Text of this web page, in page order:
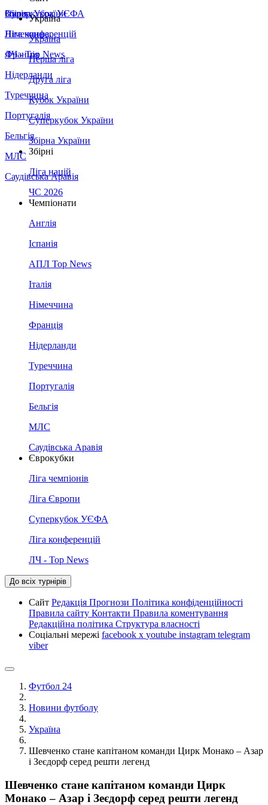
Збірна України
Італія
Німеччина
Франція
Нідерланди
Туреччина
Португалія
Бельгія
МЛС
Саудівська Аравія
Суперкубок УЄФА
Ліга конференцій
ЛЧ - Top News
Україна
Україна
Перша ліга
Друга ліга
Кубок України
Суперкубок України
Збірна України
Збірні
Ліга націй
ЧС 2026
Чемпіонати
Англія
Іспанія
АПЛ Top News
Італія
Німеччина
Франція
Нідерланди
Туреччина
Португалія
Бельгія
МЛС
Саудівська Аравія
Єврокубки
Ліга чемпіонів
Ліга Європи
Суперкубок УЄФА
Ліга конференцій
ЛЧ - Top News
До всіх турнірів
Сайт Редакція Прогнози Політика конфіденційності
Правила сайту Контакти Правила коментування
Редакційна політика Структура власності
Соціальні мережі facebook x youtube instagram telegram
viber
Футбол 24
Новини футболу
Україна
Шевченко стане капітаном команди Цирк Монако – Азар
і Зеєдорф серед решти легенд
Шевченко стане капітаном команди Цирк
Монако – Азар і Зеєдорф серед решти легенд